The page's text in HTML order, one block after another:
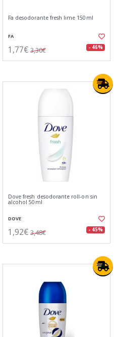
Fa desodorante fresh lime 150ml
FA
1,77€ 3,30€ - 46%
Dove fresh desodorante roll-on sin
alcohol 50ml
DOVE
1,92€ 3,48€ - 45%